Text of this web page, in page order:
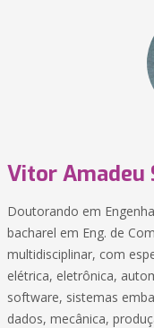
Vitor Amadeu
Doutorando em
bacharel em Eng. de
multidisciplinar, com
elétrica, eletrônica,
software, sistemas
dados, mecânica,